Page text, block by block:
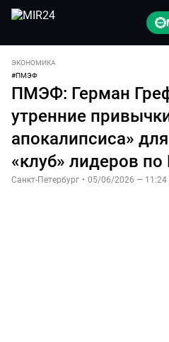
ЭКОНОМИКА
#ПМЭФ
ПМЭФ: Герман
утренние
апокалипсиса»
«клуб» лидеров
Санкт-Петербург • 05/06/2026 — 11:24